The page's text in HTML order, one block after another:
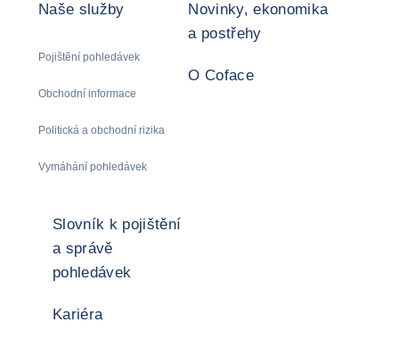
Naše služby
Pojištění pohledávek
Obchodní informace
Politická a obchodní rizika
Vymáhání pohledávek
Novinky, ekonomika
a postřehy
O Coface
Slovník k pojištění
a správě
pohledávek
Kariéra